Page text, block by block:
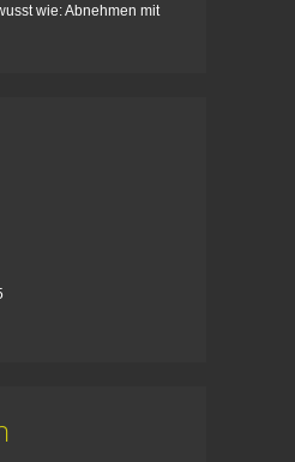
wie: Abnehmen mit